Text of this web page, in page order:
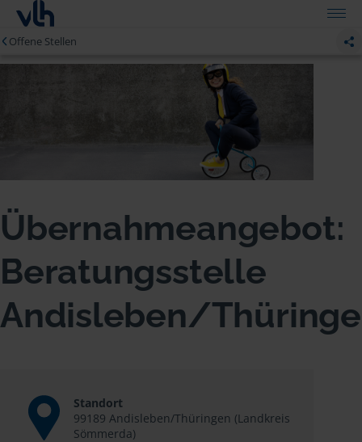
Offene Stellen
Übernahmeangebot:
Beratungsstelle
Andisleben/
Standort
99189 Andisleben/Thüringen (Landkreis
Sömmerda)